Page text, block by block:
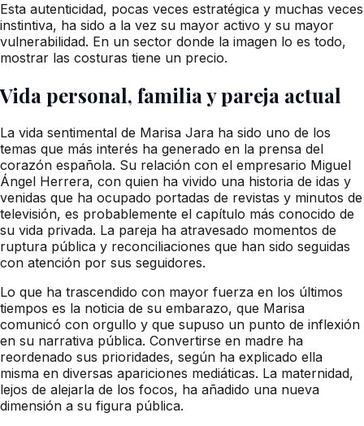
Esta autenticidad, pocas veces estratégica y muchas veces
instintiva, ha sido a la vez su mayor activo y su mayor
vulnerabilidad. En un sector donde la imagen lo es todo,
mostrar las costuras tiene un precio.
Vida personal, familia y pareja actual
La vida sentimental de Marisa Jara ha sido uno de los
temas que más interés ha generado en la prensa del
corazón española. Su relación con el empresario Miguel
Ángel Herrera, con quien ha vivido una historia de idas y
venidas que ha ocupado portadas de revistas y minutos de
televisión, es probablemente el capítulo más conocido de
su vida privada. La pareja ha atravesado momentos de
ruptura pública y reconciliaciones que han sido seguidas
con atención por sus seguidores.
Lo que ha trascendido con mayor fuerza en los últimos
tiempos es la noticia de su embarazo, que Marisa
comunicó con orgullo y que supuso un punto de inflexión
en su narrativa pública. Convertirse en madre ha
reordenado sus prioridades, según ha explicado ella
misma en diversas apariciones mediáticas. La maternidad,
lejos de alejarla de los focos, ha añadido una nueva
dimensión a su figura pública.